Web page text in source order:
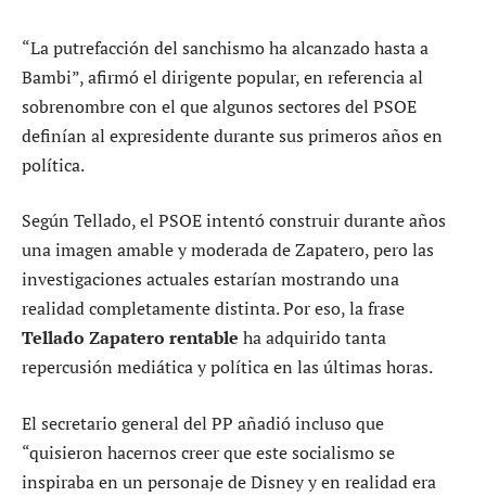
“La putrefacción del sanchismo ha alcanzado hasta a
Bambi”, afirmó el dirigente popular, en referencia al
sobrenombre con el que algunos sectores del PSOE
definían al expresidente durante sus primeros años en
política.
Según Tellado, el PSOE intentó construir durante años
una imagen amable y moderada de Zapatero, pero las
investigaciones actuales estarían mostrando una
realidad completamente distinta. Por eso, la frase
Tellado Zapatero rentable ha adquirido tanta
repercusión mediática y política en las últimas horas.
El secretario general del PP añadió incluso que
“quisieron hacernos creer que este socialismo se
inspiraba en un personaje de Disney y en realidad era